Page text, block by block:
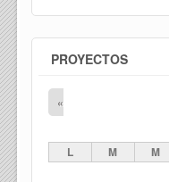
PROYECTOS
«
L M M